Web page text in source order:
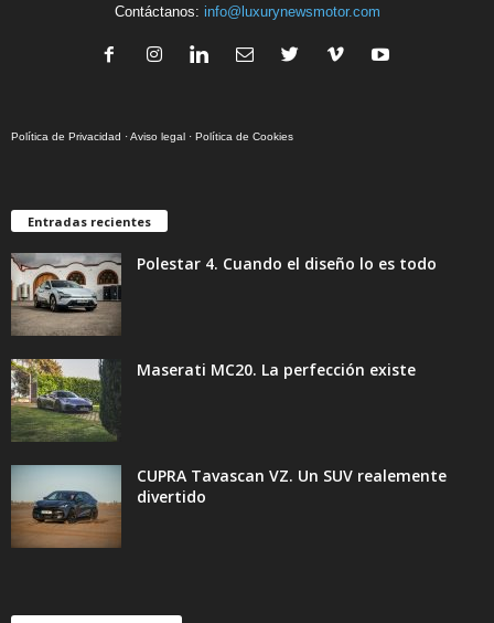
Contáctanos: info@luxurynewsmotor.com
Política de Privacidad ·Aviso legal · Política de Cookies
Entradas recientes
Polestar 4. Cuando el diseño lo es todo
Maserati MC20. La perfección existe
CUPRA Tavascan VZ. Un SUV realemente
divertido